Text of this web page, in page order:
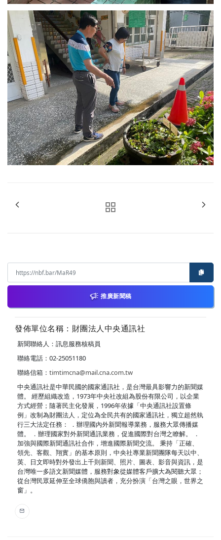
推廣新聞稿
發佈單位名稱：財團法人中央通訊社
新聞聯絡人：訊息服務核稿員
聯絡電話：02-25051180
聯絡信箱： timtimcna@mail.cna.com.tw
中央通訊社是中華民國的國家通訊社，是台灣最具影響力的新聞媒
體。 經歷組織改造，1973年中央社改組為股份有限公司，以企業
方式經營；隨著民主化發展，1996年依據「中央通訊社設置條
例」改制為財團法人，定位為全民共有的國家通訊社，獨立超然執
行三大法定任務： ．辦理國內外新聞報導業務，服務大眾傳播媒
體。 ．辦理國家對外新聞通訊業務，促進國際對台灣之瞭解。 ．
加強與國際新聞通訊社合作，增進國際新聞交流。 秉持「正確、
領先、客觀、翔實」的基本原則，中央社專業新聞團隊每天以中、
英、日文即時對外發出上千則新聞、照片、圖表、影音與資訊，是
台灣唯一多語文新聞媒體，服務對象從媒體客戶擴大為閱聽大眾；
從台灣民眾延伸至全球僑胞與讀者，充分扮演「台灣之眼，世界之
窗」。